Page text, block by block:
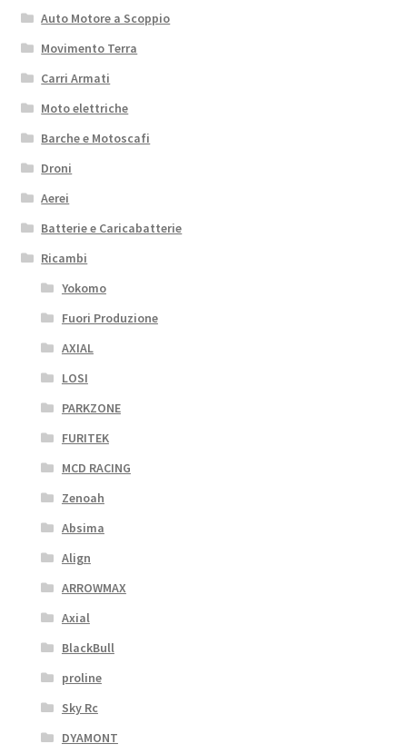
Auto Motore a Scoppio
Movimento Terra
Carri Armati
Moto elettriche
Barche e Motoscafi
Droni
Aerei
Batterie e Caricabatterie
Ricambi
Yokomo
Fuori Produzione
AXIAL
LOSI
PARKZONE
FURITEK
MCD RACING
Zenoah
Absima
Align
ARROWMAX
Axial
BlackBull
proline
Sky Rc
DYAMONT